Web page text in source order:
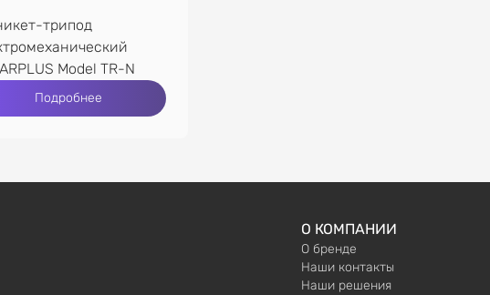
трипод
Model TR-N
Подробнее
О КОМПАНИИ
О бренде
Наши контакты
Наши решения